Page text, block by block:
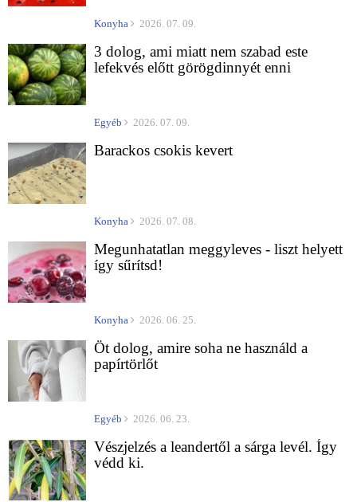
Konyha 2026. 07. 09.
3 dolog, ami miatt nem szabad este
lefekvés előtt görögdinnyét enni
Egyéb 2026. 07. 09.
Barackos csokis kevert
Konyha 2026. 07. 08.
Megunhatatlan meggyleves - liszt helyett
így sűrítsd!
Konyha 2026. 06. 25.
Öt dolog, amire soha ne használd a
papírtörlőt
Egyéb 2026. 06. 23.
Vészjelzés a leandertől a sárga levél. Így
védd ki.